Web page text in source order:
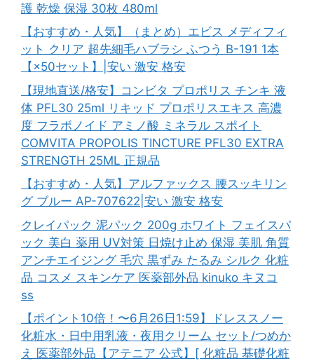
護 乾燥 保湿 30枚 480ml
【おすすめ・人気】（まとめ）エビス メディフィ
ット クリア 超先細毛ハブラシ ふつう B-191 1本
【×50セット】|安い 激安 格安
【現地直送/格安】コンビタ プロポリス チンキ 液
体 PFL30 25ml リキッド プロポリスエキス 高濃
度 フラボノイド アミノ酸 ミネラル スポイト
COMVITA PROPOLIS TINCTURE PFL30 EXTRA
STRENGTH 25ML 正規品
【おすすめ・人気】アルファックス 腰スッキリン
グ ブルー AP-707622|安い 激安 格安
クレイパック 泥パック 200g ホワイト フェイスパ
ック 美白 薬用 UV対策 日焼け止め 保湿 美肌 角質
アンチエイジング 毛穴 黒ずみ たるみ シルク 化粧
品 コスメ スキンケア 医薬部外品 kinuko キヌコ
ss
【ポイント10倍！〜6月26日1:59】ドレススノー
化粧水・日中用乳液・夜用クリーム セット/つめか
え 医薬部外品【アテニア 公式】[ 化粧品 基礎化粧